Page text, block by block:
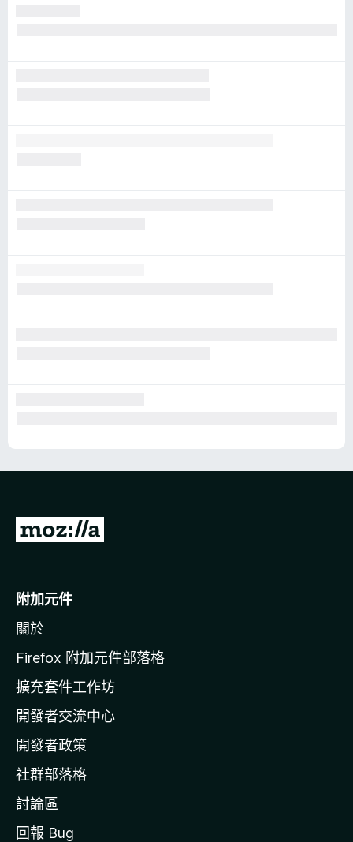
前
o
i
l
a
官
網
附加元件
關於
Firefox 附加元件部落格
擴充套件工作坊
開發者交流中心
開發者政策
社群部落格
討論區
回報 Bug